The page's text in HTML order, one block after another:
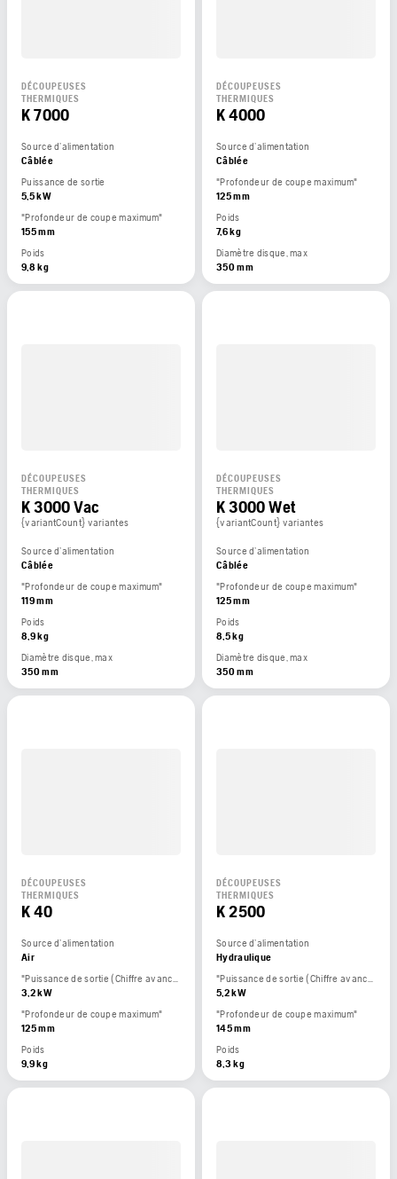
DÉCOUPEUSES
THERMIQUES
K 7000
Source d’alimentation
Câblée
Puissance de sortie
5,5 kW
"Profondeur de coupe maximum"
155 mm
Poids
9,8 kg
DÉCOUPEUSES
THERMIQUES
K 4000
Source d’alimentation
Câblée
"Profondeur de coupe maximum"
125 mm
Poids
7,6 kg
Diamètre disque, max
350 mm
DÉCOUPEUSES
THERMIQUES
K 3000 Vac
{variantCount} variantes
Source d’alimentation
Câblée
"Profondeur de coupe maximum"
119 mm
Poids
8,9 kg
Diamètre disque, max
350 mm
DÉCOUPEUSES
THERMIQUES
K 3000 Wet
{variantCount} variantes
Source d’alimentation
Câblée
"Profondeur de coupe maximum"
125 mm
Poids
8,5 kg
Diamètre disque, max
350 mm
DÉCOUPEUSES
THERMIQUES
K 40
Source d’alimentation
Air
"Puissance de sortie (Chiffre avancé par le constructeur du moteur.)"
3,2 kW
"Profondeur de coupe maximum"
125 mm
Poids
9,9 kg
DÉCOUPEUSES
THERMIQUES
K 2500
Source d’alimentation
Hydraulique
"Puissance de sortie (Chiffre avancé par le constructeur du moteur.)"
5,2 kW
"Profondeur de coupe maximum"
145 mm
Poids
8,3 kg